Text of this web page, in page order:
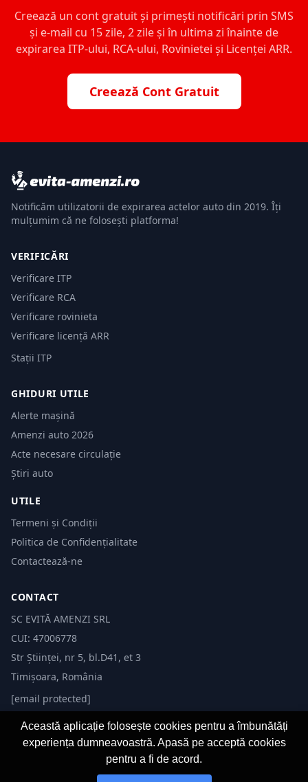
Creează un cont gratuit și primești notificări prin SMS
și e-mail cu 15 zile, 2 zile și în ultima zi înainte de
expirarea ITP-ului, RCA-ului, Rovinietei și Licenței ARR.
Creează Cont Gratuit
Notificăm utilizatorii de expirarea actelor auto din 2019. Îți
mulțumim că ne folosești platforma!
VERIFICĂRI
Verificare ITP
Verificare RCA
Verificare rovinieta
Verificare licență ARR
Stații ITP
GHIDURI UTILE
Alerte mașină
Amenzi auto 2026
Acte necesare circulație
Știri auto
UTILE
Termeni și Condiții
Politica de Confidențialitate
Contactează-ne
CONTACT
SC EVITĂ AMENZI SRL
CUI: 47006778
Str Științei, nr 5, bl.D41, et 3
Timișoara, România
[email protected]
© 2026 Evită Amenzi. Toate drepturile rezervate.
Această aplicație folosește cookies pentru a îmbunătăți
experiența dumneavoastră. Apasă pe acceptă cookies
pentru a fi de acord.